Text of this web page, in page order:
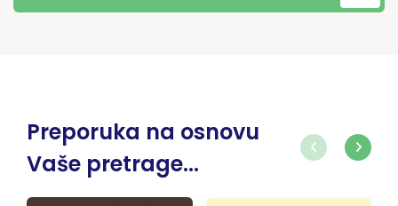
Preporuka na osnovu
Vaše pretrage...